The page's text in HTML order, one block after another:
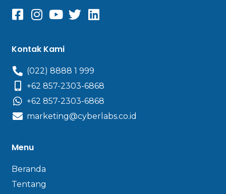
Kontak Kami
(022) 8888 1 999
+62 857-2303-6868
+62 857-2303-6868
marketing@cyberlabs.co.id
Menu
Beranda
Tentang